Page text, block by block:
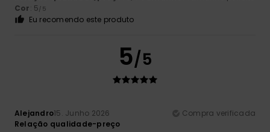
Cor: 5/5
Eu recomendo este produto
5/5
Alejandro15. Junho 2026
Compra verificada
Relação qualidade-preço